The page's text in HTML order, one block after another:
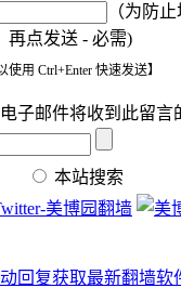
（为防
再点发送 - 必需)
使用 Ctrl+Enter 快速发送】
子邮件将收到此留言
本站搜索
回复获取最新翻墙软